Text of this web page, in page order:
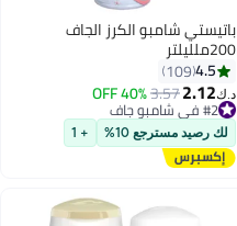
باتيستي شامبو الكرز الجاف
200ملليلتر
4.5
109
د.ك‏2.12
3.57
40% OFF #2 في شامبو جاف
تم بيع +190 مؤخرًا
#2 في شامبو جاف
لك رصيد مسترجع 10% + 1